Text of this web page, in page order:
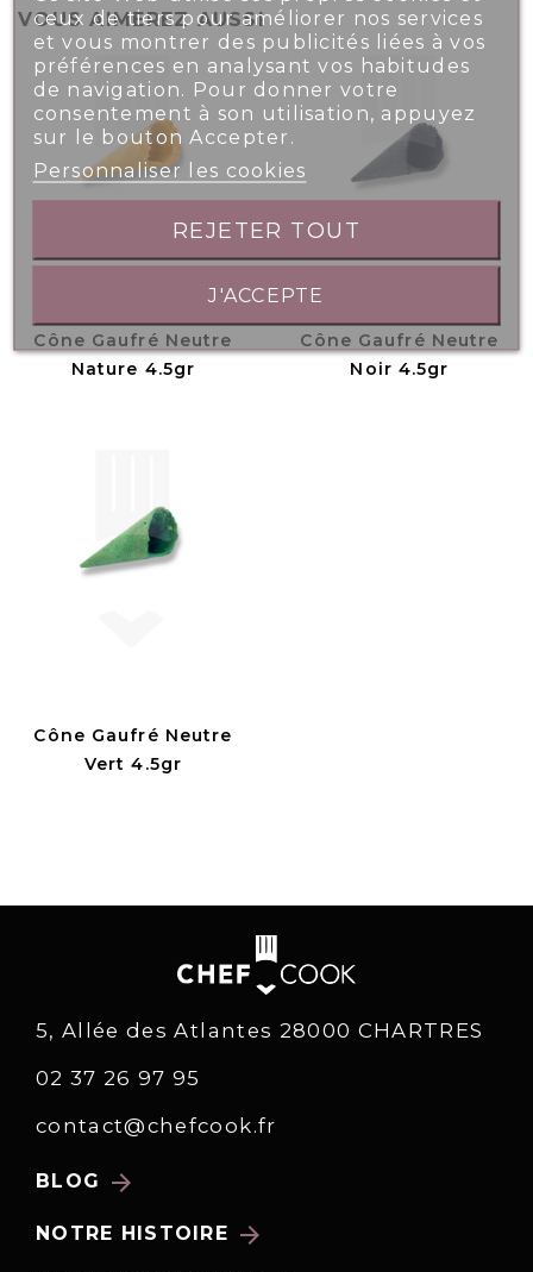
VOUS AIMEREZ AUSSI
Cône Gaufré Neutre
Nature 4.5gr
Cône Gaufré Neutre
Noir 4.5gr
Cône Gaufré Neutre
Vert 4.5gr
5, Allée des Atlantes 28000 CHARTRES
02 37 26 97 95
contact@chefcook.fr
BLOG arrow_forward
NOTRE HISTOIRE arrow_forward
ceux de tiers pour améliorer nos services
et vous montrer des publicités liées à vos
préférences en analysant vos habitudes
de navigation. Pour donner votre
consentement à son utilisation, appuyez
sur le bouton Accepter.
Personnaliser les cookies
REJETER TOUT
J'ACCEPTE